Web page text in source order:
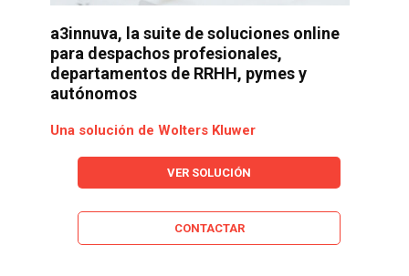
a3innuva, la suite de soluciones online
para despachos profesionales,
departamentos de RRHH, pymes y
autónomos
Una solución de Wolters Kluwer
VER SOLUCIÓN
CONTACTAR